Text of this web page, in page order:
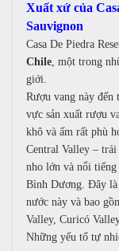
Xuất xứ của
Sauvignon
Casa De Piedra
Chile, một trong
giới.
Rượu vang này
vực sản xuất rượu
khô và ấm rất phù
Central Valley –
nho lớn và nổi tiếng
Bình Dương. Đây là
nước này và bao
Valley, Curicó
Những yếu tố tự